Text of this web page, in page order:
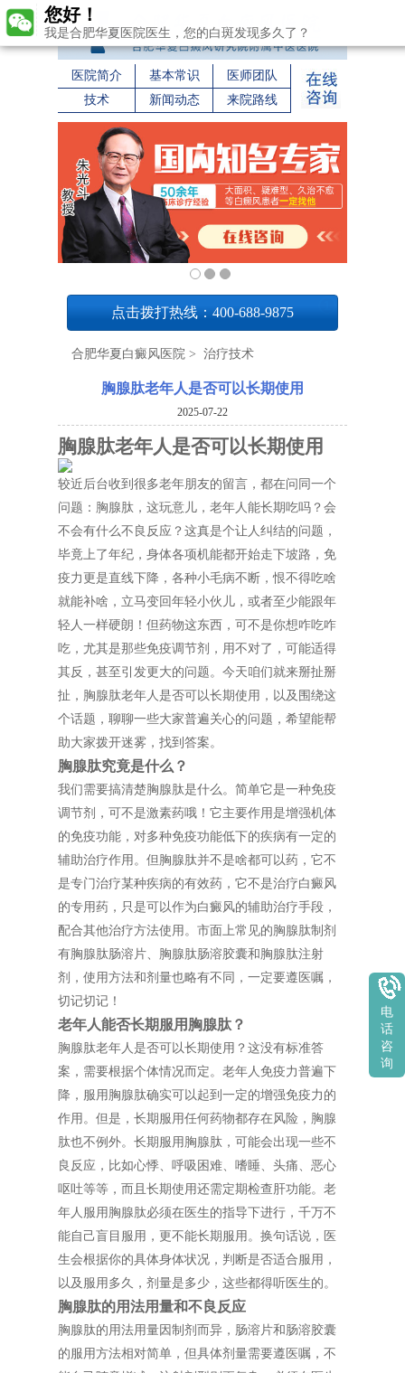
医院简介 基本常识
医师团队
技术
新闻动态 来院路线
点击拨打热线：400-688-9875
合肥华夏白癜风医院 > 治疗技术
胸腺肽老年人是否可以长期使用
2025-07-22
胸腺肽老年人是否可以长期使用
较近后台收到很多老年朋友的留言，都在问同一个
问题：胸腺肽，这玩意儿，老年人能长期吃吗？会
不会有什么不良反应？这真是个让人纠结的问题，
毕竟上了年纪，身体各项机能都开始走下坡路，免
疫力更是直线下降，各种小毛病不断，恨不得吃啥
就能补啥，立马变回年轻小伙儿，或者至少能跟年
轻人一样硬朗！但药物这东西，可不是你想咋吃咋
吃，尤其是那些免疫调节剂，用不对了，可能适得
其反，甚至引发更大的问题。今天咱们就来掰扯掰
扯，胸腺肽老年人是否可以长期使用，以及围绕这
个话题，聊聊一些大家普遍关心的问题，希望能帮
助大家拨开迷雾，找到答案。
胸腺肽究竟是什么？
我们需要搞清楚胸腺肽是什么。简单它是一种免疫
调节剂，可不是激素药哦！它主要作用是增强机体
的免疫功能，对多种免疫功能低下的疾病有一定的
辅助治疗作用。但胸腺肽并不是啥都可以药，它不
是专门治疗某种疾病的有效药，它不是治疗白癜风
的专用药，只是可以作为白癜风的辅助治疗手段，
配合其他治疗方法使用。市面上常见的胸腺肽制剂
有胸腺肽肠溶片、胸腺肽肠溶胶囊和胸腺肽注射
剂，使用方法和剂量也略有不同，一定要遵医嘱，
切记切记！
老年人能否长期服用胸腺肽？
胸腺肽老年人是否可以长期使用？这没有标准答
案，需要根据个体情况而定。老年人免疫力普遍下
降，服用胸腺肽确实可以起到一定的增强免疫力的
作用。但是，长期服用任何药物都存在风险，胸腺
肽也不例外。长期服用胸腺肽，可能会出现一些不
良反应，比如心悸、呼吸困难、嗜睡、头痛、恶心
呕吐等等，而且长期使用还需定期检查肝功能。老
年人服用胸腺肽必须在医生的指导下进行，千万不
能自己盲目服用，更不能长期服用。换句话说，医
生会根据你的具体身体状况，判断是否适合服用，
以及服用多久，剂量是多少，这些都得听医生的。
胸腺肽的用法用量和不良反应
胸腺肽的用法用量因制剂而异，肠溶片和肠溶胶囊
的服用方法相对简单，但具体剂量需要遵医嘱，不
您好！
我是合肥华夏医院医生，您的白斑发现多久了？
电
话
咨
询